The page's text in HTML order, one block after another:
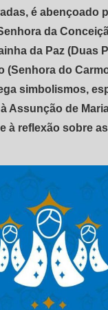
é abençoado
da
da Paz (Duas
(Senhora do
simbolismos,
Assunção de
à reflexão sobre